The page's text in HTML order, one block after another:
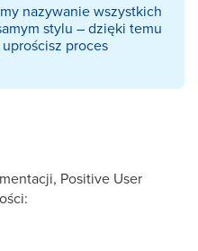
nazywanie wszystkich
stylu – dzięki temu
proces
Positive User